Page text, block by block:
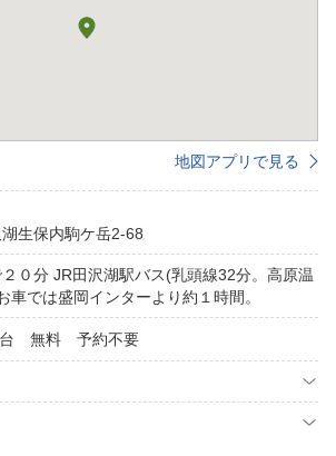
地図アプリで見る
生保内駒ケ岳2-68
０分 JR田沢湖駅バス(乳頭線32分。高原温
車では盛岡インターより約１時間。
無料 予約不要